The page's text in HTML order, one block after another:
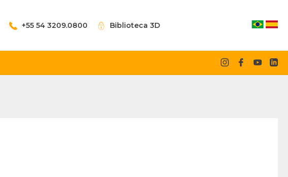
+55 54 3209.0800 Biblioteca 3D